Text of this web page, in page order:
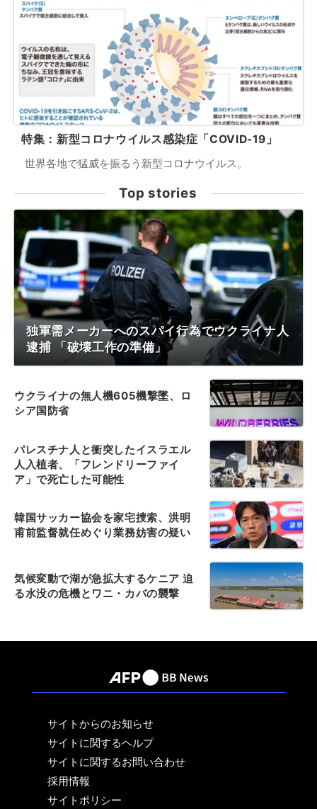
特集：新型コロナウイルス感染症「COVID-19」
世界各地で猛威を振るう新型コロナウイルス。
Top stories
独軍需メーカーへのスパイ行為でウクライナ人
逮捕 「破壊工作の準備」
ウクライナの無人機605機撃墜、ロ
シア国防省
パレスチナ人と衝突したイスラエル
人入植者、「フレンドリーファイ
ア」で死亡した可能性
韓国サッカー協会を家宅捜索、洪明
甫前監督就任めぐり業務妨害の疑い
気候変動で湖が急拡大するケニア 迫
る水没の危機とワニ・カバの襲撃
サイトからのお知らせ
サイトに関するヘルプ
サイトに関するお問い合わせ
採用情報
サイトポリシー